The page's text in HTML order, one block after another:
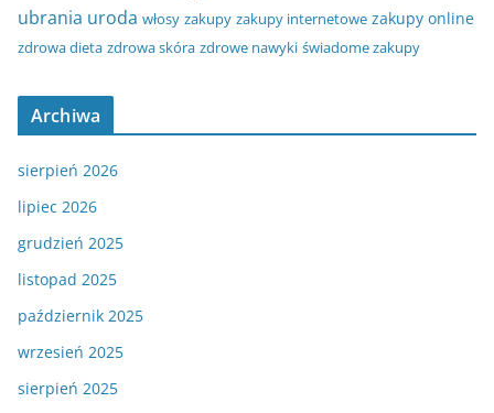
ubrania uroda włosy zakupy zakupy internetowe zakupy online
zdrowa dieta zdrowa skóra zdrowe nawyki świadome zakupy
Archiwa
sierpień 2026
lipiec 2026
grudzień 2025
listopad 2025
październik 2025
wrzesień 2025
sierpień 2025